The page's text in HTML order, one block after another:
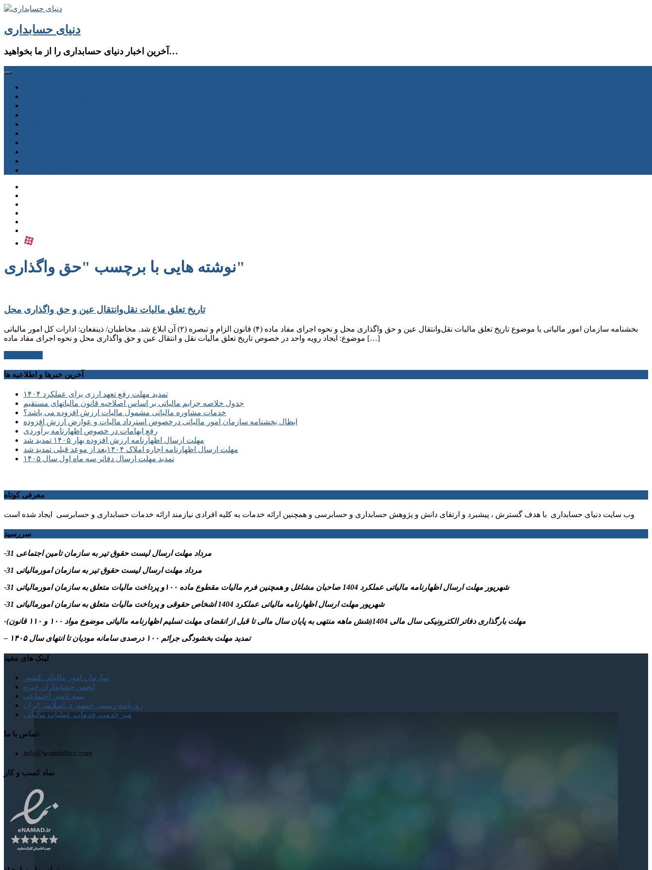
دنیای حسابداری
آخرین اخبار دنیای حسابداری را از ما بخواهید…
نوشته هایی با برچسب "حق واگذاری"
تاریخ تعلق مالیات نقل‌وانتقال عین و حق واگذاری محل
بخشنامه سازمان امور مالیاتی با موضوع تاریخ تعلق مالیات نقل‌وانتقال عین و حق واگذاری محل و نحوه اجرای مفاد ماده (۴) قانون الزام و تبصره (۲) آن ابلاغ شد. مخاطبان/ ذینفعان: ادارات کل امور مالیاتی
موضوع: ایجاد رویه واحد در خصوص تاریخ تعلق مالیات نقل و انتقال عین و حق واگذاری محل و نحوه اجرای مفاد ماده […]
آخرین خبرها و اطلاعیه ها
تمدید مهلت رفع تعهد ارزی برای عملکرد ۱۴۰۴
جدول خلاصه جرایم مالیاتی بر اساس اصلاحیه قانون مالیاتهای مستقیم
خدمات مشاوره مالیاتی مشمول مالیات ارزش افزوده می باشد؟
ابطال بخشنامه سازمان امور مالیاتی درخصوص استرداد مالیات و عوارض ارزش افزوده
رفع ابهامات در خصوص اظهارنامه برآوردی
مهلت ارسال اظهارنامه ارزش افزوده بهار ۱۴۰۵ تمدید شد
مهلت ارسال اظهارنامه اجاره املاک ۱۴۰۴بعد از موعد قبلی تمدید شد
تمدید مهلت ارسال دفاتر سه ماه اول سال ۱۴۰۵
معرفی کوتاه
وب سایت دنیای حسابداری با هدف گسترش ، پیشبرد و ارتقای دانش و پژوهش حسابداری و حسابرسی و همچنین ارائه خدمات به کلیه افرادی نیازمند ارائه خدمات حسابداری و حسابرسی ایجاد شده است
سررسید
-31 مرداد مهلت ارسال ليست حقوق تیر به سازمان تامین اجتماعی
-31 مرداد مهلت ارسال ليست حقوق تیر به سازمان امورمالیاتی
-31 شهریور مهلت ارسال اظهارنامه مالیاتی عملکرد 1404 صاحبان مشاغل و همچنین فرم مالیات مقطوع ماده ۱۰۰و پرداخت مالیات متعلق به سازمان امورمالیاتی
-31 شهریور مهلت ارسال اظهارنامه مالیاتی عملکرد 1404 اشخاص حقوقی و پرداخت مالیات متعلق به سازمان امورمالیاتی
-مهلت بارگذاری دفاتر الکترونیکی سال مالی 1404(شش ماهه منتهی به پایان سال مالی تا قبل از انقضای مهلت تسلیم اظهارنامه مالیاتی موضوع مواد ۱۰۰ و ۱۱۰ قانون)
– تمدید مهلت بخشودگی جرائم ۱۰۰ درصدی سامانه مودیان تا انتهای سال ۱۴۰۵
لینک های مفید
سازمان امور مالیاتی کشور
انجمن حسابداران خبره
بیمه تامین اجتماعی
روزنامه رسمی جمهوری اسلامی ایران
میز خدمت خدمات عملیات مالیاتی
تماس با ما:
info@worldofacc.com
نماد کسب و کار